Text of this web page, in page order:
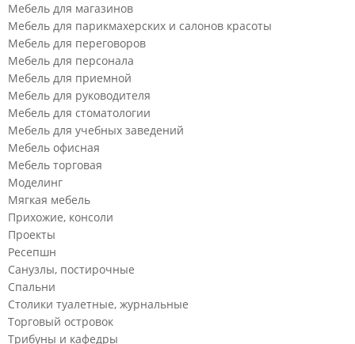
Мебель для магазинов
Мебель для парикмахерских и салонов красоты
Мебель для переговоров
Мебель для персонала
Мебель для приемной
Мебель для руководителя
Мебель для стоматологии
Мебель для учебных заведений
Мебель офисная
Мебель торговая
Моделинг
Мягкая мебель
Прихожие, консоли
Проекты
Ресепшн
Санузлы, постирочные
Спальни
Столики туалетные, журнальные
Торговый островок
Трибуны и кафедры